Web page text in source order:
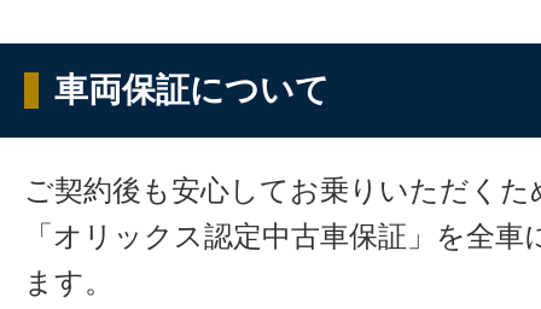
車両保証について
ご契約後も安心してお乗りいただくた
「オリックス認定中古車保証」を全
ます。